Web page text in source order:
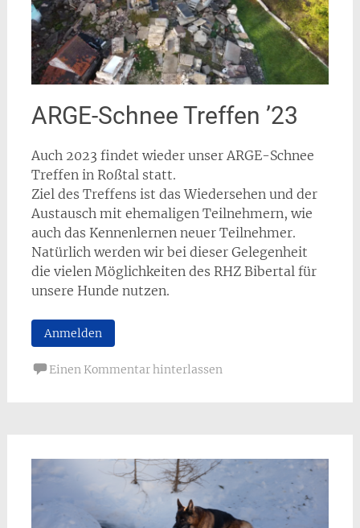
ARGE-Schnee Treffen ’23
Auch 2023 findet wieder unser ARGE-Schnee
Treffen in Roßtal statt.
Ziel des Treffens ist das Wiedersehen und der
Austausch mit ehemaligen Teilnehmern, wie
auch das Kennenlernen neuer Teilnehmer.
Natürlich werden wir bei dieser Gelegenheit
die vielen Möglichkeiten des RHZ Bibertal für
unsere Hunde nutzen.
Anmelden
Einen Kommentar hinterlassen